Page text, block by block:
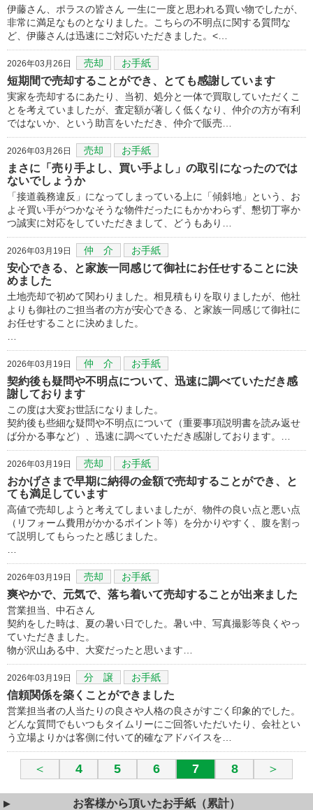
伊藤さん、ポラスの皆さん 一生に一度と思われる買い物でしたが、
非常に満足なものとなりました。こちらの不明点に関する質問な
ど、伊藤さんは迅速にご対応いただきました。<…
2026年03月26日 売却 お手紙
短期間で売却することができ、とても感謝しています
実家を売却するにあたり、当初、処分と一体で買取していただくこ
とを考えていましたが、査定額が著しく低くなり、仲介の方が有利
ではないか、という助言をいただき、仲介で販売…
2026年03月26日 売却 お手紙
まさに「売り手よし、買い手よし」の取引になったのでは
ないでしょうか
「接道義務違反」になってしまっている上に「傾斜地」という、お
よそ買い手がつかなそうな物件だったにもかかわらず、懇切丁寧か
つ誠実に対応をしていただきまして、どうもあり…
2026年03月19日 仲 介 お手紙
安心できる、と家族一同感じて御社にお任せすることに決
めました
土地売却で初めて関わりました。相見積もりを取りましたが、他社
よりも御社のご担当者の方が安心できる、と家族一同感じて御社に
お任せすることに決めました。
2026年03月19日 仲 介 お手紙
契約後も疑問や不明点について、迅速に調べていただき感
謝しております
この度は大変お世話になりました。
契約後も些細な疑問や不明点について（重要事項説明書を読み返せ
ば分かる事など）、迅速に調べていただき感謝しております。…
2026年03月19日 売却 お手紙
おかげさまで早期に納得の金額で売却することができ、と
ても満足しています
高値で売却しようと考えてしまいましたが、物件の良い点と悪い点
（リフォーム費用がかかるポイント等）を分かりやすく、腹を割っ
て説明してもらったと感じました。
2026年03月19日 売却 お手紙
爽やかで、元気で、落ち着いて売却することが出来ました
営業担当、中石さん
契約をした時は、夏の暑い日でした。暑い中、写真撮影等良くやっ
ていただきました。
物が沢山ある中、大変だったと思います…
2026年03月19日 分 譲 お手紙
信頼関係を築くことができました
営業担当者の人当たりの良さや人格の良さがすごく印象的でした。
どんな質問でもいつもタイムリーにご回答いただいたり、会社とい
う立場よりかは客側に付いて的確なアドバイスを…
＜ 4 5 6 7 8 ＞
お客様から頂いたお手紙（累計）